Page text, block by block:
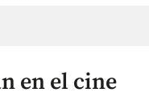
en el cine